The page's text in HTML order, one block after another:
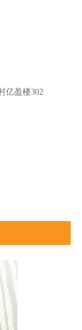
亿盈楼302